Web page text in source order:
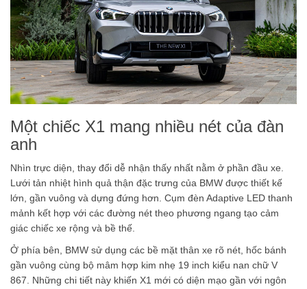
Một chiếc X1 mang nhiều nét của đàn
anh
Nhìn trực diện, thay đổi dễ nhận thấy nhất nằm ở phần đầu xe.
Lưới tản nhiệt hình quả thận đặc trưng của BMW được thiết kế
lớn, gần vuông và dựng đứng hơn. Cụm đèn Adaptive LED thanh
mảnh kết hợp với các đường nét theo phương ngang tạo cảm
giác chiếc xe rộng và bề thế.
Ở phía bên, BMW sử dụng các bề mặt thân xe rõ nét, hốc bánh
gần vuông cùng bộ mâm hợp kim nhẹ 19 inch kiểu nan chữ V
867. Những chi tiết này khiến X1 mới có diện mạo gần với ngôn